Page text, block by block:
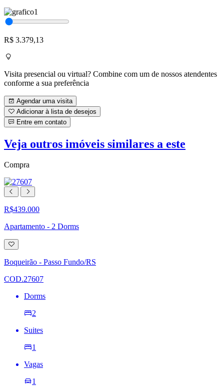
R$ 3.379,13
Visita presencial ou virtual? Combine com um de nossos atendentes
conforme a sua preferência
Agendar uma visita
Adicionar à lista de desejos
Entre em contato
Veja outros imóveis similares a este
Compra
R$439.000
Apartamento - 2 Dorms
Adicionar
à
lista
de
Boqueirão - Passo Fundo/RS
COD.27607
Dorms
2
Suites
1
Vagas
1